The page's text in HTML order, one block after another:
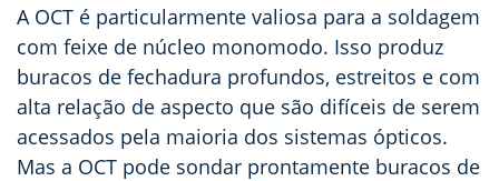
A OCT é particularmente valiosa para a soldagem
com feixe de núcleo monomodo. Isso produz
buracos de fechadura profundos, estreitos e com
alta relação de aspecto que são difíceis de serem
acessados pela maioria dos sistemas ópticos.
Mas a OCT pode sondar prontamente buracos de